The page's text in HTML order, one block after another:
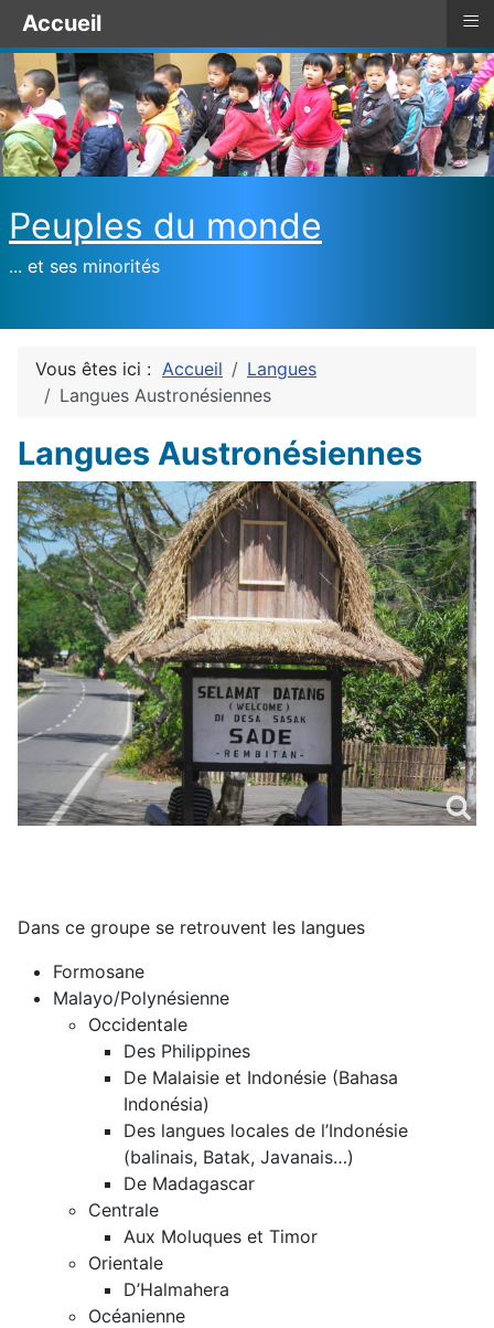
Peuples du monde
... et ses minorités
Vous êtes ici : Accueil
Langues
Langues Austronésiennes
Langues Austronésiennes
Dans ce groupe se retrouvent les langues
Formosane
Malayo/Polynésienne
Occidentale
Des Philippines
De Malaisie et Indonésie (Bahasa
Indonésia)
Des langues locales de l’Indonésie
(balinais, Batak, Javanais…)
De Madagascar
Centrale
Aux Moluques et Timor
Orientale
D’Halmahera
Océanienne
Accueil ≡